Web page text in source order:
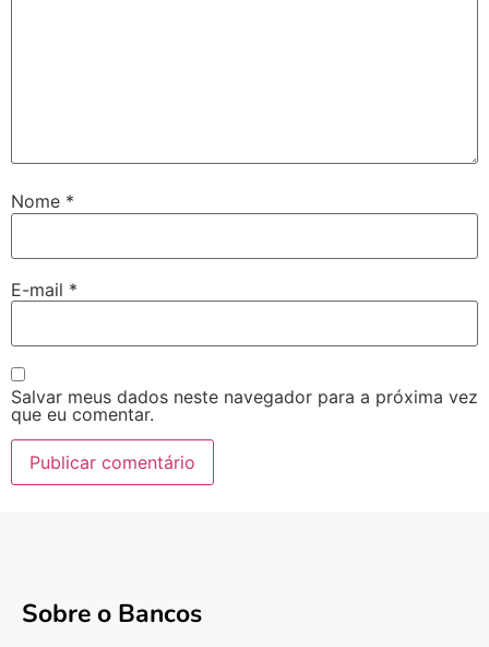
Nome *
E-mail *
Salvar meus dados neste navegador para a próxima vez
que eu comentar.
Sobre o Bancos